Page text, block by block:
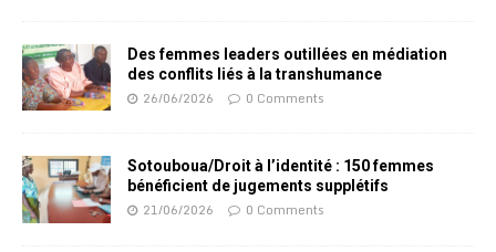
Des femmes leaders outillées en médiation
des conflits liés à la transhumance
26/06/2026 0 Comments
Sotouboua/Droit à l’identité : 150 femmes
bénéficient de jugements supplétifs
21/06/2026 0 Comments